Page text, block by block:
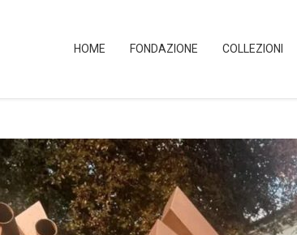
HOME FONDAZIONE COLLEZIONI